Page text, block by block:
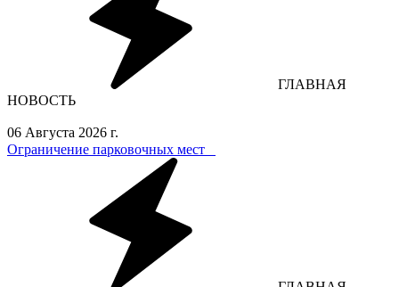
ГЛАВНАЯ
НОВОСТЬ
06 Августа 2026 г.
Ограничение парковочных мест⁣⁣⠀